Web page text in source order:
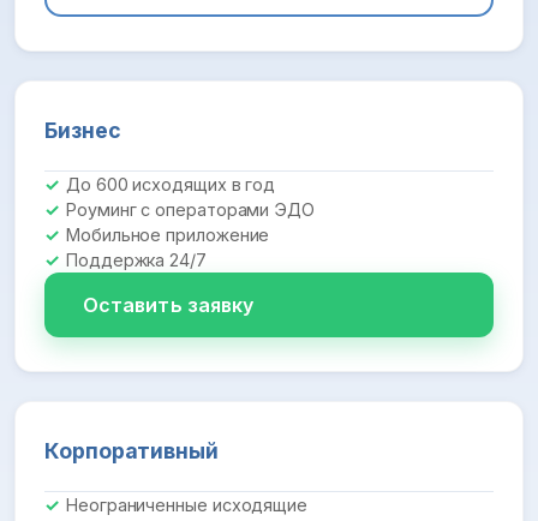
Бизнес
До 600 исходящих в год
Роуминг с операторами ЭДО
Мобильное приложение
Поддержка 24/7
Оставить заявку
Корпоративный
Неограниченные исходящие